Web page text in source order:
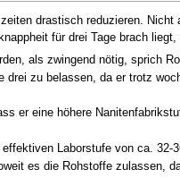
drastisch reduzieren. Nicht
für drei Tage brach
als zwingend nötig, sprich
zu belassen, da er trotz
er eine höhere
Laborstufe von ca. 32-
es die Rohstoffe zulassen,